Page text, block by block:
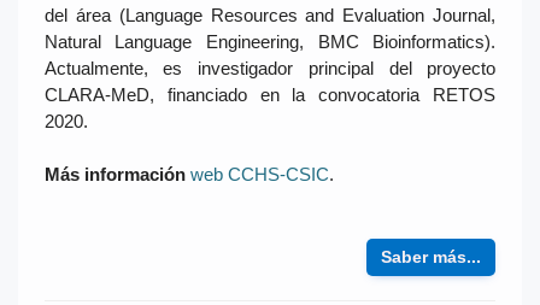
del área (Language Resources and Evaluation Journal,
Natural Language Engineering, BMC Bioinformatics).
Actualmente, es investigador principal del proyecto
CLARA-MeD, financiado en la convocatoria RETOS
2020.
Más información web CCHS-CSIC.
Saber más...